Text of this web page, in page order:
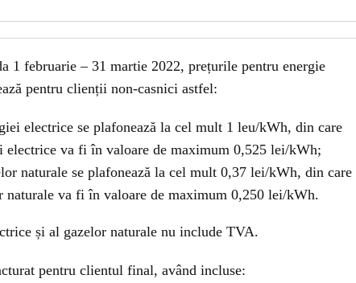
1 februarie – 31 martie 2022, prețurile pentru energie
pentru clienții non-casnici astfel:
electrice se plafonează la cel mult 1 leu/kWh, din care
electrice va fi în valoare de maximum 0,525 lei/kWh;
naturale se plafonează la cel mult 0,37 lei/kWh, din care
naturale va fi în valoare de maximum 0,250 lei/kWh.
și al gazelor naturale nu include TVA.
pentru clientul final, având incluse: